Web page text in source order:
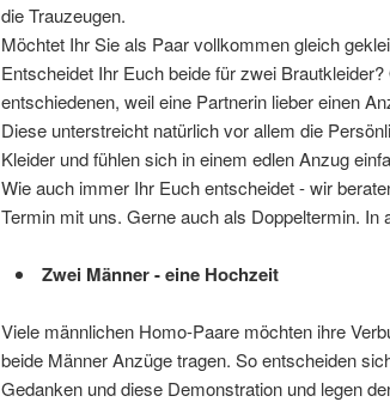
die Trauzeugen.
Möchtet Ihr Sie als Paar vollkommen gleich
Entscheidet Ihr Euch beide für zwei
entschiedenen, weil eine Partnerin lieber einen
Diese unterstreicht natürlich vor allem die
Kleider und fühlen sich in einem edlen Anzug
Wie auch immer Ihr Euch entscheidet - wir
Termin mit uns. Gerne auch als Doppeltermin.
Zwei Männer - eine Hochzeit
Viele männlichen Homo-Paare möchten ihre
beide Männer Anzüge tragen. So entscheiden
Gedanken und diese Demonstration und legen